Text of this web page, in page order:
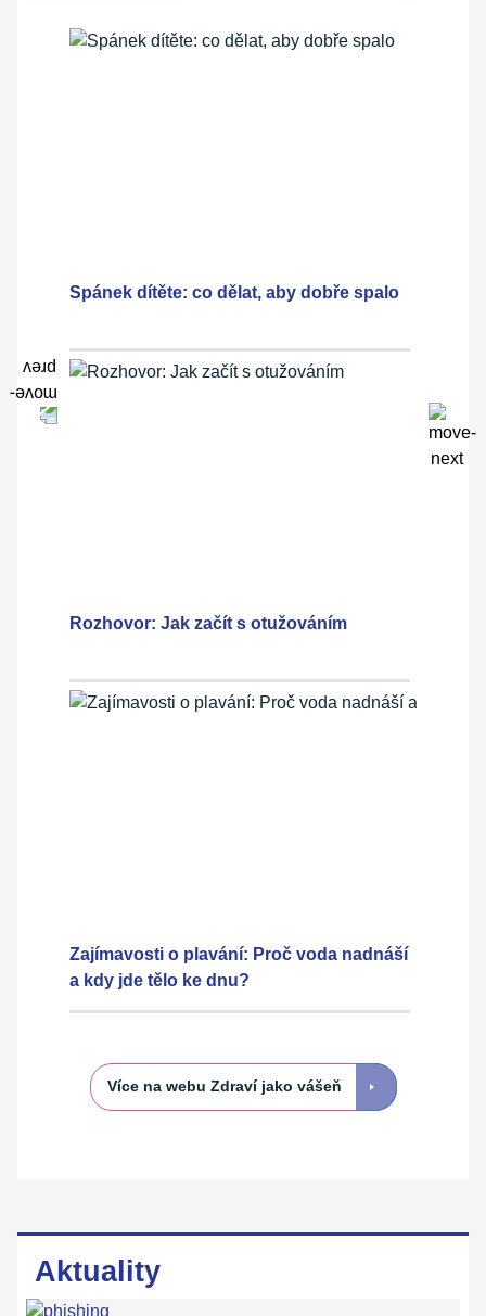
Spánek dítěte: co dělat, aby dobře spalo
Rozhovor: Jak začít s otužováním
Zajímavosti o plavání: Proč voda nadnáší
a kdy jde tělo ke dnu?
Více na webu Zdraví jako vášeň
Aktuality